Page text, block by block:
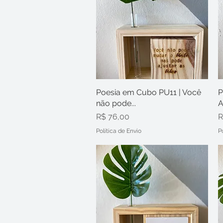
Visualização rápida
Poesia em Cubo PU11 | Você
não pode...
Preço
R$ 76,00
Política de Envio